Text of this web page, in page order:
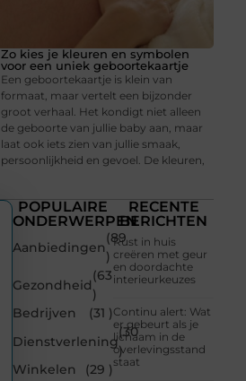
Zo kies je kleuren en symbolen
voor een uniek geboortekaartje
Een geboortekaartje is klein van
formaat, maar vertelt een bijzonder
groot verhaal. Het kondigt niet alleen
de geboorte van jullie baby aan, maar
laat ook iets zien van jullie smaak,
persoonlijkheid en gevoel. De kleuren,
POPULAIRE
ONDERWERPEN
Aanbiedingen
(89
)
Gezondheid
(63
)
Bedrijven
(31 )
Dienstverlening
(30
)
Winkelen
(29 )
RECENTE
BERICHTEN
Rust in huis
creëren met geur
en doordachte
interieurkeuzes
Continu alert: Wat
er gebeurt als je
lichaam in de
overlevingsstand
staat